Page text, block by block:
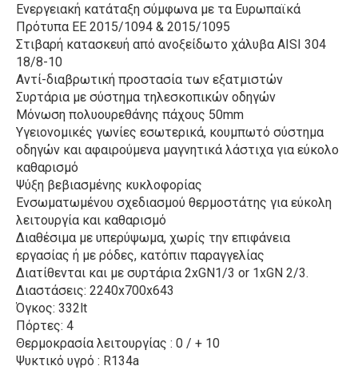
Ενεργειακή κατάταξη σύμφωνα με τα Ευρωπαϊκά
Πρότυπα ΕΕ 2015/1094 & 2015/1095
Στιβαρή κατασκευή από ανοξείδωτο χάλυβα AISI 304
18/8-10
Αντί-διαβρωτική προστασία των εξατμιστών
Συρτάρια με σύστημα τηλεσκοπικών οδηγών
Μόνωση πολυουρεθάνης πάχους 50mm
Υγειονομικές γωνίες εσωτερικά, κουμπωτό σύστημα
οδηγών και αφαιρούμενα μαγνητικά λάστιχα για εύκολο
καθαρισμό
Ψύξη βεβιασμένης κυκλοφορίας
Ενσωματωμένου σχεδιασμού θερμοστάτης για εύκολη
λειτουργία και καθαρισμό
Διαθέσιμα με υπερύψωμα, χωρίς την επιφάνεια
εργασίας ή με ρόδες, κατόπιν παραγγελίας
Διατίθενται και με συρτάρια 2xGN1/3 or 1xGN 2/3.
Διαστάσεις: 2240x700x643
Όγκος: 332lt
Πόρτες: 4
Θερμοκρασία λειτουργίας : 0 / + 10
Ψυκτικό υγρό : R134a